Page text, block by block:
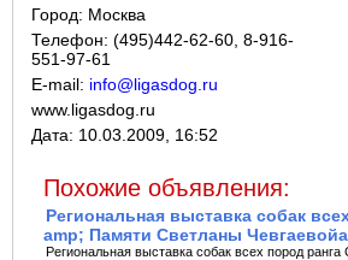
Город: Москва
Телефон: (495)442-62-60, 8-916-
551-97-61
E-mail: info@ligasdog.ru
www.ligasdog.ru
Дата: 10.03.2009, 16:52
Похожие объявления:
Региональная выставка собак
amp; Памяти Светланы
Региональная выставка собак всех пород